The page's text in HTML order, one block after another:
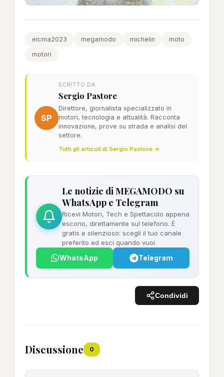
eicma2023 megamodo michelin
moto
motori
SP
SCRITTO DA
Sergio Pastore
Direttore, giornalista specializzato in
motori, tecnologia e attualità. Racconta
innovazione, prove su strada e analisi del
settore.
Tutti gli articoli di Sergio Pastore →
Le notizie di MEGAMODO su
WhatsApp e Telegram
Ricevi Motori, Tech e Spettacolo appena
escono, direttamente sul telefono. È
gratis e silenzioso: scegli il tuo canale
preferito ed esci quando vuoi.
WhatsApp Telegram
Condividi
Discussione 0